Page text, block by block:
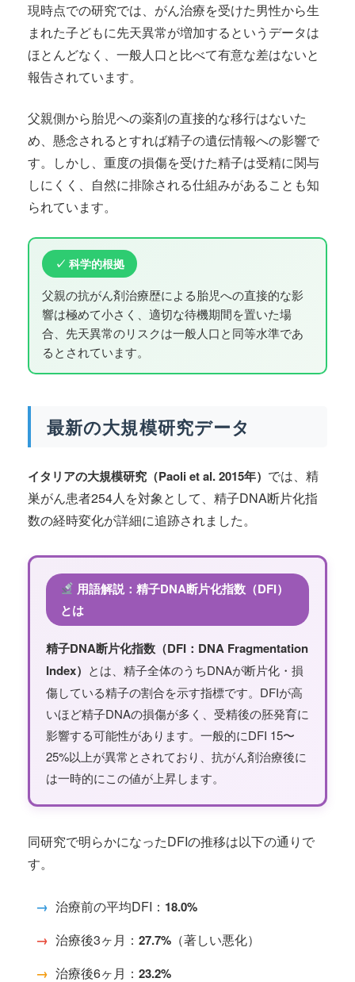
現時点での研究では、がん治療を受けた男性から生
まれた子どもに先天異常が増加するというデータは
ほとんどなく、一般人口と比べて有意な差はないと
報告されています。
父親側から胎児への薬剤の直接的な移行はないた
め、懸念されるとすれば精子の遺伝情報への影響で
す。しかし、重度の損傷を受けた精子は受精に関与
しにくく、自然に排除される仕組みがあることも知
られています。
✓ 科学的根拠
父親の抗がん剤治療歴による胎児への直接的な影
響は極めて小さく、適切な待機期間を置いた場
合、先天異常のリスクは一般人口と同等水準であ
るとされています。
最新の大規模研究データ
イタリアの大規模研究（Paoli et al. 2015年） では、精
巣がん患者254人を対象として、精子DNA断片化指
数の経時変化が詳細に追跡されました。
用語解説：精子DNA断片化指数（DFI）
とは
精子DNA断片化指数（DFI：DNA Fragmentation
Index） とは、精子全体のうちDNAが断片化・損
傷している精子の割合を示す指標です。DFIが高
いほど精子DNAの損傷が多く、受精後の胚発育に
影響する可能性があります。一般的にDFI 15〜
25%以上が異常とされており、抗がん剤治療後に
は一時的にこの値が上昇します。
同研究で明らかになったDFIの推移は以下の通りで
す。
→ 治療前の平均DFI： 18.0%
→ 治療後3ヶ月： 27.7% （著しい悪化）
→ 治療後6ヶ月： 23.2%